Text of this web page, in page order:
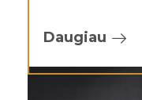
Daugiau